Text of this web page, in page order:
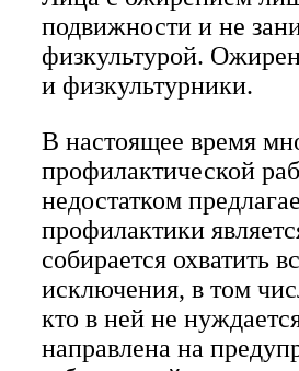
подвижности и не
физкультурой.
и физкультурники.
В настоящее время
профилактической
недостатком
профилактики
собирается охватить
исключения, в том
кто в ней не
направлена на